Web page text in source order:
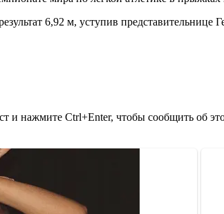
6,92 м, уступив
и нажмите Ctrl+Enter, чтобы сообщить об